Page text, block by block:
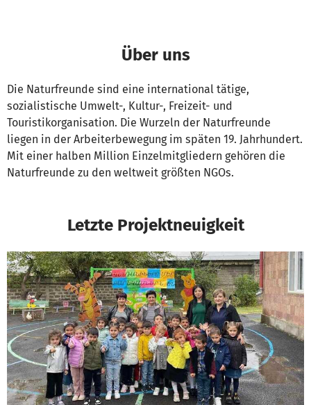
Über uns
Die Naturfreunde sind eine international tätige,
sozialistische Umwelt-, Kultur-, Freizeit- und
Touristikorganisation. Die Wurzeln der Naturfreunde
liegen in der Arbeiterbewegung im späten 19. Jahrhundert.
Mit einer halben Million Einzelmitgliedern gehören die
Naturfreunde zu den weltweit größten NGOs.
Letzte Projektneuigkeit